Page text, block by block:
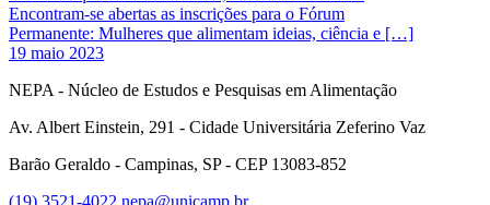
Encontram-se abertas as inscrições para o Fórum
Permanente: Mulheres que alimentam ideias, ciência e […]
19 maio 2023
NEPA - Núcleo de Estudos e Pesquisas em Alimentação
Av. Albert Einstein, 291 - Cidade Universitária Zeferino Vaz
Barão Geraldo - Campinas, SP - CEP 13083-852
(19) 3521-4022 nepa@unicamp.br